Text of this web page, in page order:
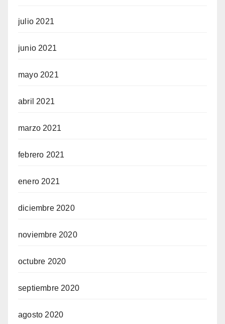
julio 2021
junio 2021
mayo 2021
abril 2021
marzo 2021
febrero 2021
enero 2021
diciembre 2020
noviembre 2020
octubre 2020
septiembre 2020
agosto 2020